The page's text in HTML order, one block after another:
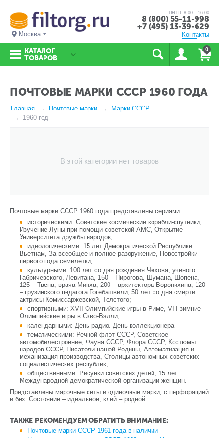
Москва
ПН-ПТ 8.00 – 16.00
8 (800) 55-11-998
+7 (495) 13-39-629
Контакты
0
КАТАЛОГ
ТОВАРОВ
ПОЧТОВЫЕ МАРКИ СССР 1960 ГОДА
Главная Почтовые марки
Марки СССР
1960 год
В этой категории нет товаров
Почтовые марки СССР 1960 года представлены сериями:
историческими: Советские космические корабли-спутники,
Изучение Луны при помощи советской АМС, Открытие
Университета дружбы народов;
идеологическими: 15 лет Демократической Республике
Вьетнам, За всеобщее и полное разоружение, Новостройки
первого года семилетки;
культурными: 100 лет со дня рождения Чехова, ученого
Габричевского, Левитана, 150 – Пирогова, Шумана, Шопена,
125 – Твена, врача Минха, 200 – архитектора Воронихина, 120
– грузинского педагога Гогебашвили, 50 лет со дня смерти
актрисы Комиссаржевской, Толстого;
спортивными: XVII Олимпийские игры в Риме, VIII зимние
Олимпийские игры в Скво-Вэлли;
календарными: День радио, День коллекционера;
тематическими: Речной флот СССР, Советское
автомобилестроение, Фауна СССР, Флора СССР, Костюмы
народов СССР, Писатели нашей Родины, Автоматизация и
механизация производства, Столицы автономных советских
социалистических республик;
общественными: Рисунки советских детей, 15 лет
Международной демократической организации женщин.
Представлены марочные сеты и одиночные марки, с перфорацией
и без. Состояние – идеальное, клей – родной.
ТАКЖЕ РЕКОМЕНДУЕМ ОБРАТИТЬ ВНИМАНИЕ:
Почтовые марки СССР 1961 года в наличии